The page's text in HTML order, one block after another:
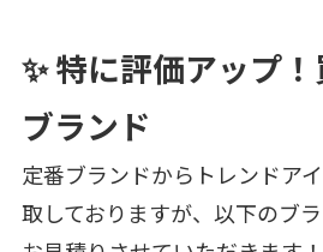
✨ 特に評価アップ
ブランド
定番ブランドからトレンドア
取しておりますが、以下のブ